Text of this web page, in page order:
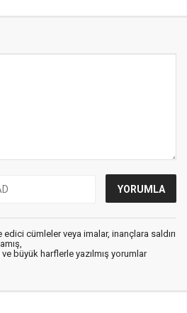
cümleler veya imalar, inançlara saldırı
büyük harflerle yazılmış yorumlar